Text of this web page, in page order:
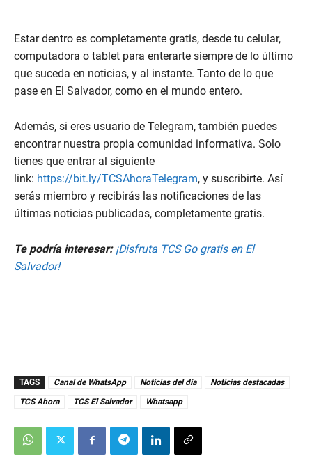
Estar dentro es completamente gratis, desde tu celular,
computadora o tablet para enterarte siempre de lo último
que suceda en noticias, y al instante. Tanto de lo que
pase en El Salvador, como en el mundo entero.
Además, si eres usuario de Telegram, también puedes
encontrar nuestra propia comunidad informativa. Solo
tienes que entrar al siguiente
link: https://bit.ly/TCSAhoraTelegram, y suscribirte. Así
serás miembro y recibirás las notificaciones de las
últimas noticias publicadas, completamente gratis.
Te podría interesar: ¡Disfruta TCS Go gratis en El
Salvador!
TAGS Canal de WhatsApp Noticias del día
Noticias destacadas
TCS Ahora
TCS El Salvador Whatsapp